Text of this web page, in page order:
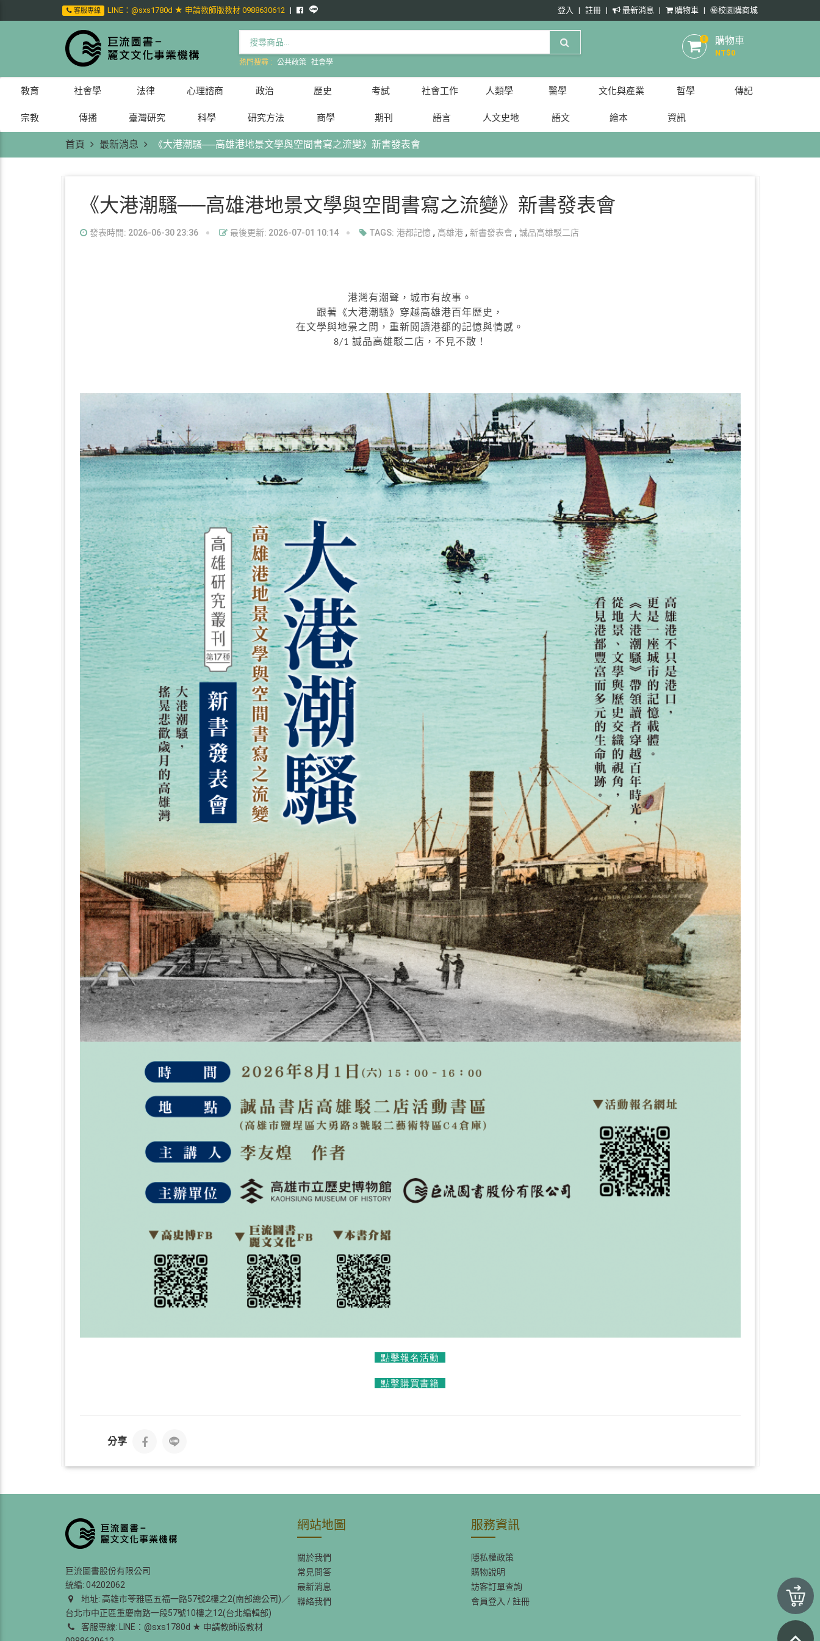
客服專線 LINE：@sxs1780d ★ 申請教師版教材 0988630612 登入 註冊 最新消息 購物車 ㊙️校園購商城
熱門搜尋 : 公共政策 社會學
0 購物車
NT$0
教育 社會學 法律 心理諮商 政治 歷史 考試 社會工作 人類學 醫學 文化與產業 哲學 傳記
宗教 傳播 臺灣研究 科學 研究方法 商學 期刊 語言 人文史地 語文 繪本 資訊
首頁 最新消息 《大港潮騷──高雄港地景文學與空間書寫之流變》新書發表會
《大港潮騷──高雄港地景文學與空間書寫之流變》新書發表會
發表時間: 2026-06-30 23:36 最後更新: 2026-07-01 10:14 TAGS: 港都記憶 , 高雄港, 新書發表會 , 誠品高雄駁二店
港灣有潮聲，城市有故事。
跟著《大港潮騷》穿越高雄港百年歷史，
在文學與地景之間，重新閱讀港都的記憶與情感。
8/1 誠品高雄駁二店，不見不散！
點擊報名活動
點擊購買書籍
分享
巨流圖書股份有限公司
統編: 04202062
地址: 高雄市苓雅區五福一路57號2樓之2(南部總公司)／
台北市中正區重慶南路一段57號10樓之12(台北編輯部)
客服專線: LINE：@sxs1780d ★ 申請教師版教材
網站地圖
關於我們
常見問答
最新消息
聯絡我們
服務資訊
隱私權政策
購物說明
訪客訂單查詢
會員登入 / 註冊